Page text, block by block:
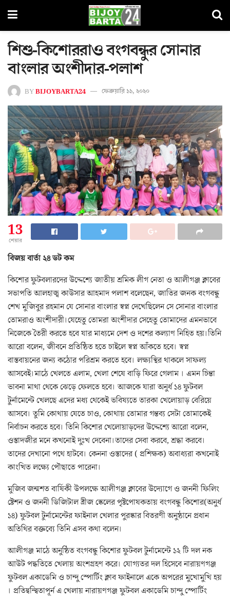
শিশু-কিশোররাও বংগবন্ধুর সোনার
বাংলার অংশীদার-পলাশ
BYBIJOYBARTA24 ফেব্রুয়ারি ১১, ২০২০
13
শেয়ার
বিজয় বার্তা ২৪ ডট কম
কিশোর ফুটবলারদের উদ্দেশ্যে জাতীয় শ্রমিক লীগ নেতা ও আলীগঞ্জ ক্লাবের
সভাপতি আলহাজ্ব কাউসার আহমাদ পলাশ বলেছেন, জাতির জনক বংগবন্ধু
শেখ মুজিবুর রহমান যে সোনার বাংলার স্বপ্ন দেখেছিলেন সে সোনার বাংলার
তোমরাও অংশীদারী।যেহেতু তোমরা অংশীদার সেহেতু তোমাদের এমনভাবে
নিজেকে তৈরী করতে হবে যার মাধ্যমে দেশ ও দশের কল্যাণ নিহিত হয়।তিনি
আরো বলেন, জীবনে প্রতিষ্ঠিত হতে চাইলে স্বপ্ন আঁকতে হবে। স্বপ্ন
বাস্তবায়নের জন্য কঠোর পরিশ্রম করতে হবে। লক্ষ্যস্থির থাকলে সাফল্য
আসবেই।মাঠে খেলতে এলাম, খেলা শেষে বাড়ি ফিরে গেলাম । এমন চিন্তা
ভাবনা মাথা থেকে ঝেড়ে ফেলতে হবে। আজকে যারা অনুর্ধ ১৪ ফুটবল
টুর্নামেন্টে খেলছে এদের মধ্য থেকেই ভবিষ্যতে তারকা খেলোয়াড় বেরিয়ে
আসবে। তুমি কোথায় যেতে চাও, কোথায় তোমার গন্তব্য সেটা তোমাকেই
নির্বাচন করতে হবে। তিনি কিশোর খেলোয়াড়দের উদ্দেশ্যে আরো বলেন,
ওস্তাদজীর মনে কখনোই দুঃখ দেবেনা।তাদের সেবা করবে, শ্রদ্ধা করবে।
তাদের দেখানো পথে হাটবে। কেননা ওস্তাদের ( প্রশিক্ষক) অবাধ্যরা কখনোই
কাংখিত লক্ষ্যে পৌছাতে পারেনা।
মুজিব জন্মশত বার্ষিকী উপলক্ষে আলীগঞ্জ ক্লাবের উদ্যোগে ও জননী ফিলিং
ষ্টেশন ও জননী ডিজিটাল ব্রীজ স্কেলের পৃষ্টপোষকতায় বংগবন্ধু কিশোর(অনুর্ধ
১৪) ফুটবল টুর্নামেন্টের ফাইনাল খেলার পুরস্কার বিতরণী অনুষ্ঠানে প্রধান
অতিথির বক্তব্যে তিনি এসব কথা বলেন।
আলীগঞ্জ মাঠে অনুষ্ঠিত বংগবন্ধু কিশোর ফুটবল টুর্নামেন্টে ১২ টি দল নক
আউট পদ্ধতিতে খেলায় অংশগ্রহণ করে। যোগ্যতর দল হিসেবে নারায়ণগঞ্জ
ফুটবল একাডেমি ও চান্দু স্পোর্টিং ক্লাব ফাইনালে একে অপরের মুখোমুখি হয়
। প্রতিদ্বন্দ্বিতাপূর্ন এ খেলায় নারায়ণগঞ্জ ফুটবল একাডেমি চান্দু স্পোর্টিং